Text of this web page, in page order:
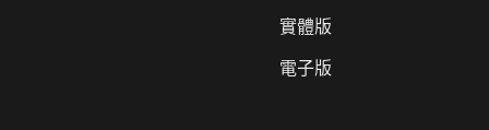
實體版
電子版